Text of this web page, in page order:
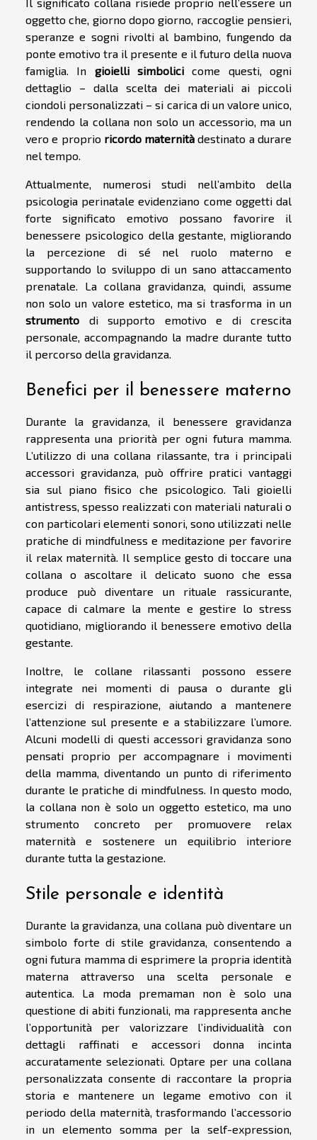
oggetto che, giorno dopo giorno, raccoglie pensieri,
speranze e sogni rivolti al bambino, fungendo da
ponte emotivo tra il presente e il futuro della nuova
famiglia. In gioielli simbolici come questi, ogni
dettaglio – dalla scelta dei materiali ai piccoli
ciondoli personalizzati – si carica di un valore unico,
rendendo la collana non solo un accessorio, ma un
vero e proprio ricordo maternità destinato a durare
nel tempo.
Attualmente, numerosi studi nell’ambito della
psicologia perinatale evidenziano come oggetti dal
forte significato emotivo possano favorire il
benessere psicologico della gestante, migliorando
la percezione di sé nel ruolo materno e
supportando lo sviluppo di un sano attaccamento
prenatale. La collana gravidanza, quindi, assume
non solo un valore estetico, ma si trasforma in un
strumento di supporto emotivo e di crescita
personale, accompagnando la madre durante tutto
il percorso della gravidanza.
Benefici per il benessere materno
Durante la gravidanza, il benessere gravidanza
rappresenta una priorità per ogni futura mamma.
L’utilizzo di una collana rilassante, tra i principali
accessori gravidanza, può offrire pratici vantaggi
sia sul piano fisico che psicologico. Tali gioielli
antistress, spesso realizzati con materiali naturali o
con particolari elementi sonori, sono utilizzati nelle
pratiche di mindfulness e meditazione per favorire
il relax maternità. Il semplice gesto di toccare una
collana o ascoltare il delicato suono che essa
produce può diventare un rituale rassicurante,
capace di calmare la mente e gestire lo stress
quotidiano, migliorando il benessere emotivo della
gestante.
Inoltre, le collane rilassanti possono essere
integrate nei momenti di pausa o durante gli
esercizi di respirazione, aiutando a mantenere
l’attenzione sul presente e a stabilizzare l’umore.
Alcuni modelli di questi accessori gravidanza sono
pensati proprio per accompagnare i movimenti
della mamma, diventando un punto di riferimento
durante le pratiche di mindfulness. In questo modo,
la collana non è solo un oggetto estetico, ma uno
strumento concreto per promuovere relax
maternità e sostenere un equilibrio interiore
durante tutta la gestazione.
Stile personale e identità
Durante la gravidanza, una collana può diventare un
simbolo forte di stile gravidanza, consentendo a
ogni futura mamma di esprimere la propria identità
materna attraverso una scelta personale e
autentica. La moda premaman non è solo una
questione di abiti funzionali, ma rappresenta anche
l’opportunità per valorizzare l’individualità con
dettagli raffinati e accessori donna incinta
accuratamente selezionati. Optare per una collana
personalizzata consente di raccontare la propria
storia e mantenere un legame emotivo con il
periodo della maternità, trasformando l’accessorio
in un elemento somma per la self-expression,